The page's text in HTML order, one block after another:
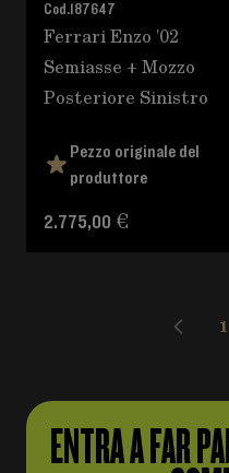
Cod.187647
Ferrari Enzo '02
Semiasse + Mozzo
Posteriore Sinistro
Pezzo originale del
produttore
2.775,00 €
1
ENTRA A FAR